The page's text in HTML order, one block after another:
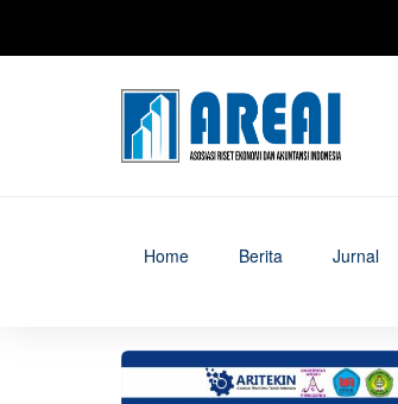
Home Berita Jurnal